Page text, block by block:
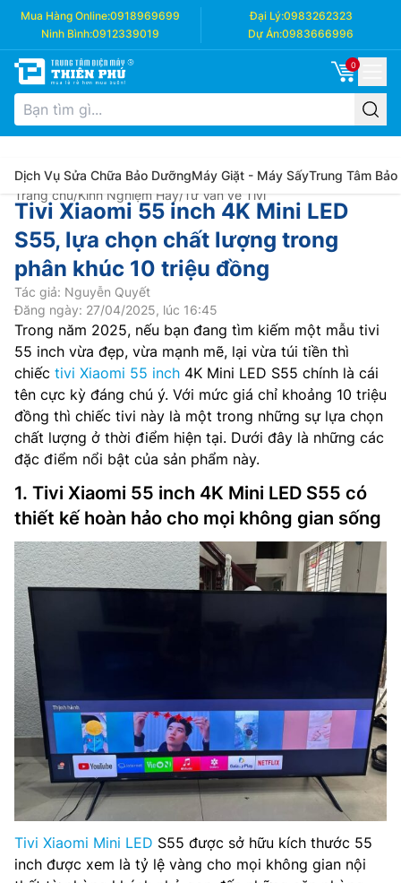
Mua Hàng Online:0918969699 Đại Lý:0983262323
Ninh Bình:0912339019 Dự Án:0983666996
0
Dịch Vụ Sửa Chữa Bảo DưỡngMáy Giặt - Máy SấyTrung Tâm Bảo
Trang chủ/Kinh Nghiệm Hay/Tư Vấn về Tivi
Tivi Xiaomi 55 inch 4K Mini LED
S55, lựa chọn chất lượng trong
phân khúc 10 triệu đồng
Tác giả: Nguyễn Quyết
Đăng ngày: 27/04/2025, lúc 16:45
Trong năm 2025, nếu bạn đang tìm kiếm một mẫu tivi
55 inch vừa đẹp, vừa mạnh mẽ, lại vừa túi tiền thì
chiếc tivi Xiaomi 55 inch 4K Mini LED S55 chính là cái
tên cực kỳ đáng chú ý. Với mức giá chỉ khoảng 10 triệu
đồng thì chiếc tivi này là một trong những sự lựa chọn
chất lượng ở thời điểm hiện tại. Dưới đây là những các
đặc điểm nổi bật của sản phẩm này.
1. Tivi Xiaomi 55 inch 4K Mini LED S55 có
thiết kế hoàn hảo cho mọi không gian sống
Tivi Xiaomi Mini LED S55 được sở hữu kích thước 55
inch được xem là tỷ lệ vàng cho mọi không gian nội